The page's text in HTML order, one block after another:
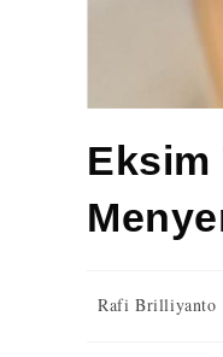
Eksim
Rafi Brilliyanto